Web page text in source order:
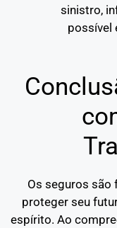
sinistro,
possível
Os seguros são
proteger seu
espírito. Ao